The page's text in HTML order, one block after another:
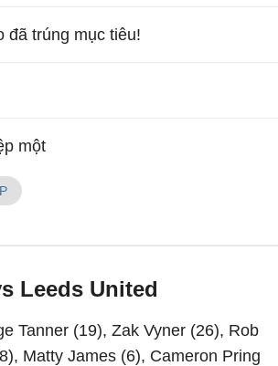
đã trúng mục tiêu!
một
Leeds United
Tanner (19), Zak Vyner (26), Rob
Matty James (6), Cameron Pring